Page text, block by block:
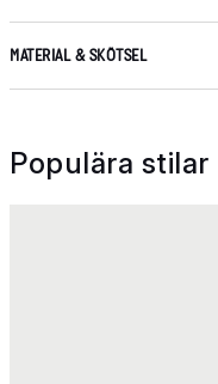
MATERIAL & SKÖTSEL
Populära stilar